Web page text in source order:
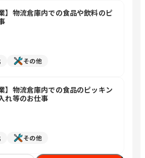
】物流倉庫内での食品や飲料のピ
その他
】物流倉庫内での食品のピッキン
れ等のお仕事
その他